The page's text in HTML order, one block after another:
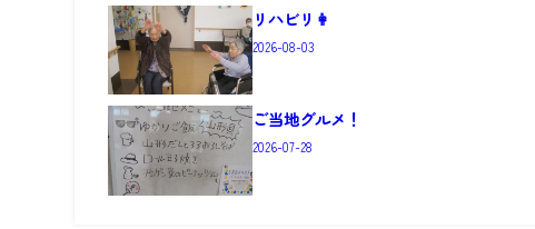
リハビリ👩
2026-08-03
ご当地グルメ！
2026-07-28